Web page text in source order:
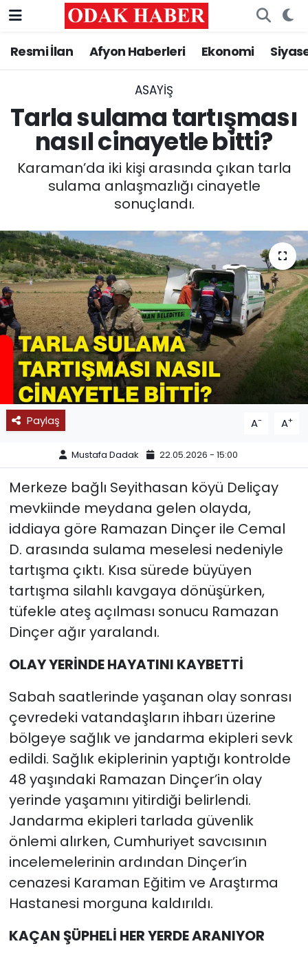
Resmi İlan Afyon Haberleri Ekonomi
ASAYİŞ
Tarla sulama tartışması
nasıl cinayetle bitti?
Karaman’da iki kişi arasında çıkan tarla
sulama anlaşmazlığı cinayetle
sonuçlandı.
Paylaş A- A+
Mustafa Dadak 22.05.2026 - 15:00
Merkeze bağlı Seyithasan köyü Deliçay
mevkiinde meydana gelen olayda,
iddiaya göre Ramazan Dinçer ile Cemal
D. arasında sulama meselesi nedeniyle
tartışma çıktı. Kısa sürede büyüyen
tartışma silahlı kavgaya dönüşürken,
tüfekle ateş açılması sonucu Ramazan
Dinçer ağır yaralandı.
OLAY YERİNDE HAYATINI KAYBETTİ
Sabah saatlerinde yaşanan olay sonrası
çevredeki vatandaşların ihbarı üzerine
bölgeye sağlık ve jandarma ekipleri sevk
edildi. Sağlık ekiplerinin yaptığı kontrolde
48 yaşındaki Ramazan Dinçer’in olay
yerinde yaşamını yitirdiği belirlendi.
Jandarma ekipleri tarlada güvenlik
önlemi alırken, Cumhuriyet savcısının
incelemelerinin ardından Dinçer’in
cenazesi Karaman Eğitim ve Araştırma
Hastanesi morguna kaldırıldı.
KAÇAN ŞÜPHELİ HER YERDE ARANIYOR
AFYONKARAHİSAR HABERLERİ
ASAYİŞ
SİYASET
EĞİTİM
MAGAZİN
SAĞLIK
SPOR
11:11 MANŞET
Nöbetçi Eczaneler
Trafik Durumu
Süper Lig Puan Durumu ve Fikstür
Tüm Manşetler
Son Dakika Haberleri
Haber Arşivi